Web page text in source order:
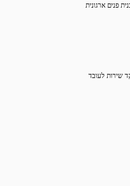
ארגונית
לעובד